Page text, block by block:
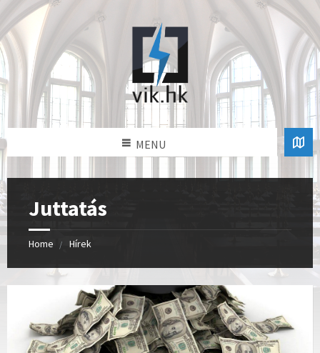
MENU
Juttatás
Home Hírek